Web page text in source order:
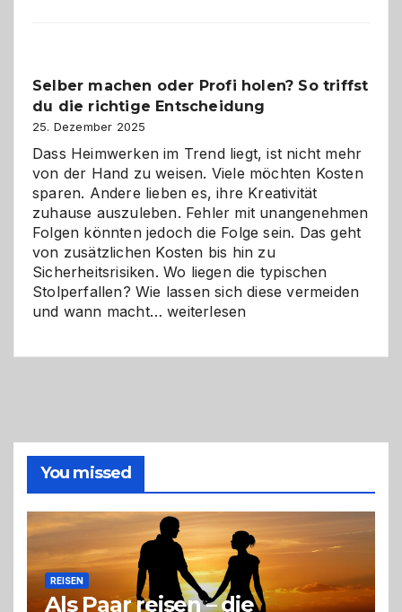
Herausforderungen
und
Zukunft
Selber machen oder Profi holen? So triffst
du die richtige Entscheidung
25. Dezember 2025
Dass Heimwerken im Trend liegt, ist nicht mehr
von der Hand zu weisen. Viele möchten Kosten
sparen. Andere lieben es, ihre Kreativität
zuhause auszuleben. Fehler mit unangenehmen
Folgen könnten jedoch die Folge sein. Das geht
von zusätzlichen Kosten bis hin zu
Sicherheitsrisiken. Wo liegen die typischen
Stolperfallen? Wie lassen sich diese vermeiden
und wann macht…Selber
richtige
Entscheidung
weiterlesen
You missed
REISEN
Als Paar reisen – die